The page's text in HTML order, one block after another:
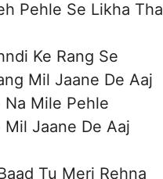
Pehle Se Likha Tha
Ke Rang Se
Mil Jaane De Aaj
Na Mile Pehle
Mil Jaane De Aaj
Tu Meri Rehna